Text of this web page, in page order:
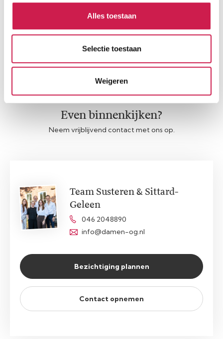
Alles toestaan
Selectie toestaan
Weigeren
waardebepaling zonder verplichtingen.
Afspraak maken Contact opnemen
Even binnenkijken?
Neem vrijblijvend contact met ons op.
Team Susteren & Sittard-
Geleen
046 2048890
info@damen-og.nl
Bezichtiging plannen
Contact opnemen